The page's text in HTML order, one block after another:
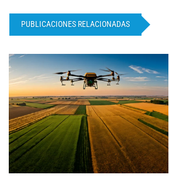
PUBLICACIONES RELACIONADAS